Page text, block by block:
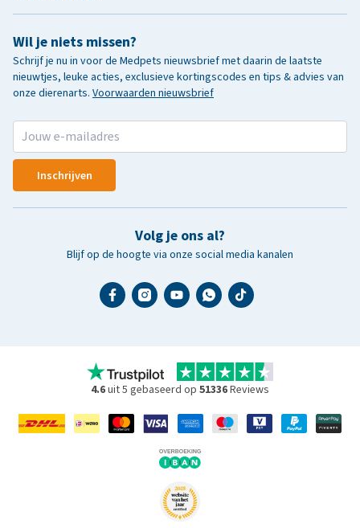
Wil je niets missen?
Schrijf je nu in voor de Medpets nieuwsbrief met daarin de laatste
nieuwtjes, leuke acties, exclusieve kortingscodes en tips & advies van
onze dierenarts. Voorwaarden nieuwsbrief
Inschrijven
Volg je ons al?
Blijf op de hoogte via onze social media kanalen
4.6uit 5 gebaseerd op 51336Reviews